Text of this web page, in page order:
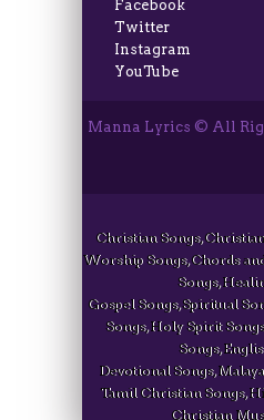
Facebook
Twitter
Instagram
YouTube
Manna Lyrics © All
Christian Songs,
Worship Songs, Chords
Songs,
Gospel Songs, Spiritual
Songs, Holy Spirit
Songs,
Devotional Songs,
Tamil Christian Songs,
Christian